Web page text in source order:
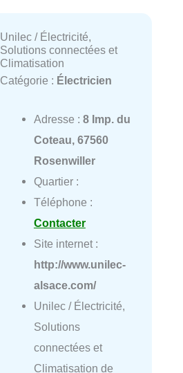
Unilec / Électricité,
Solutions connectées et
Climatisation
Catégorie : Électricien
Adresse : 8 Imp. du
Coteau, 67560
Rosenwiller
Quartier :
Téléphone :
Contacter
Site internet :
http://www.unilec-
alsace.com/
Unilec / Électricité,
Solutions
connectées et
Climatisation de